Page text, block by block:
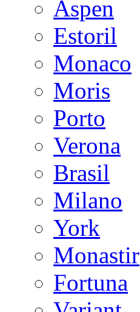
Aspen
Estoril
Monaco
Moris
Porto
Verona
Brasil
Milano
York
Monastir
Fortuna